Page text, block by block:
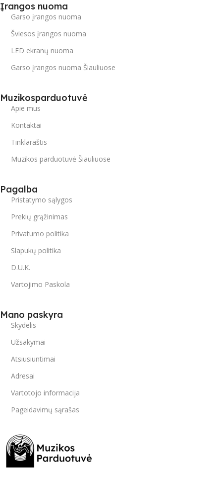
Įrangos nuoma
Garso įrangos nuoma
Šviesos įrangos nuoma
LED ekranų nuoma
Garso įrangos nuoma Šiauliuose
Muzikosparduotuvė
Apie mus
Kontaktai
Tinklaraštis
Muzikos parduotuvė Šiauliuose
Pagalba
Pristatymo sąlygos
Prekių grąžinimas
Privatumo politika
Slapukų politika
D.U.K.
Vartojimo Paskola
Mano paskyra
Skydelis
Užsakymai
Atsiusiuntimai
Adresai
Vartotojo informacija
Pageidavimų sąrašas